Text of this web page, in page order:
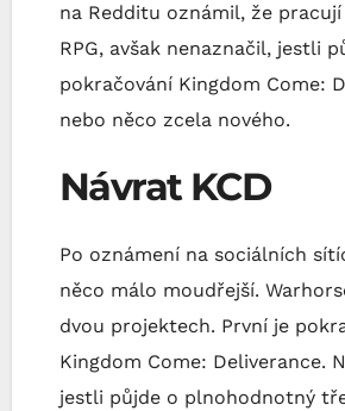
na Redditu oznámil, že
RPG, avšak nenaznačil, jestli
pokračování Kingdom Come:
nebo něco zcela nového.
Návrat KCD
Po oznámení na sociálních
něco málo moudřejší.
dvou projektech. První je
Kingdom Come: Deliverance.
jestli půjde o plnohodnotný